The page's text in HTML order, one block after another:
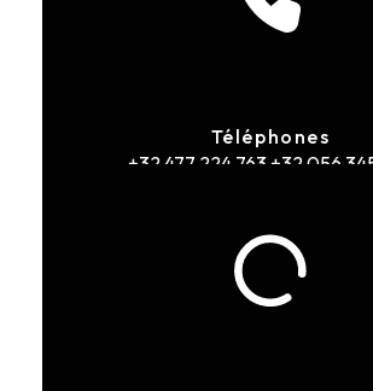
Téléphones
+32 477 224 763 +32 056